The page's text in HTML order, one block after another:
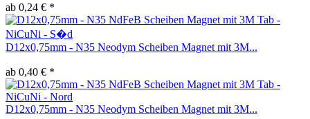
ab 0,24 € *
D12x0,75mm - N35 Neodym Scheiben Magnet mit 3M...
ab 0,40 € *
D12x0,75mm - N35 Neodym Scheiben Magnet mit 3M...